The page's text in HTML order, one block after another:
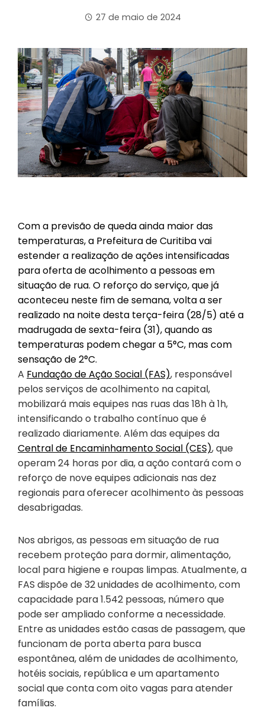
27 de maio de 2024
Com a previsão de queda ainda maior das
temperaturas, a Prefeitura de Curitiba vai
estender a realização de ações intensificadas
para oferta de acolhimento a pessoas em
situação de rua. O reforço do serviço, que já
aconteceu neste fim de semana, volta a ser
realizado na noite desta terça-feira (28/5) até a
madrugada de sexta-feira (31), quando as
temperaturas podem chegar a 5°C, mas com
sensação de 2°C.
A Fundação de Ação Social (FAS), responsável
pelos serviços de acolhimento na capital,
mobilizará mais equipes nas ruas das 18h à 1h,
intensificando o trabalho contínuo que é
realizado diariamente. Além das equipes da
Central de Encaminhamento Social (CES), que
operam 24 horas por dia, a ação contará com o
reforço de nove equipes adicionais nas dez
regionais para oferecer acolhimento às pessoas
desabrigadas.
Nos abrigos, as pessoas em situação de rua
recebem proteção para dormir, alimentação,
local para higiene e roupas limpas. Atualmente, a
FAS dispõe de 32 unidades de acolhimento, com
capacidade para 1.542 pessoas, número que
pode ser ampliado conforme a necessidade.
Entre as unidades estão casas de passagem, que
funcionam de porta aberta para busca
espontânea, além de unidades de acolhimento,
hotéis sociais, república e um apartamento
social que conta com oito vagas para atender
famílias.